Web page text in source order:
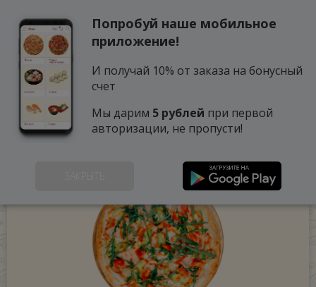
Попробуй наше мобильное
приложение!
И получай 10% от заказа на бонусный
счет
Мы дарим 5 рублей при первой
авторизации, не пропусти!